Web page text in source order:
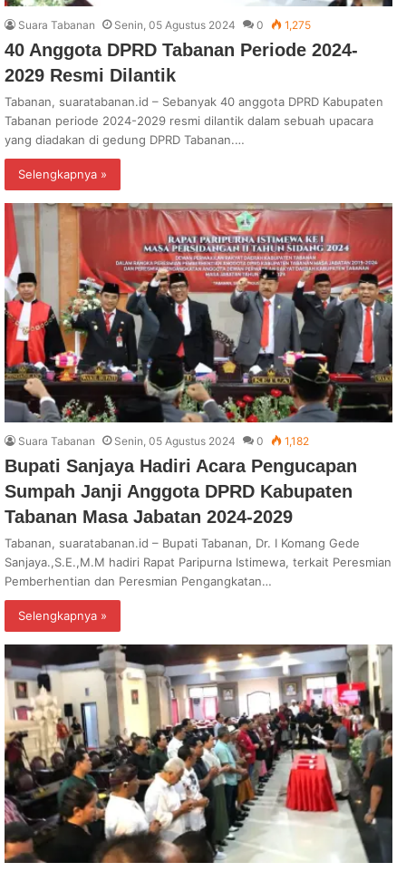
Suara Tabanan Senin, 05 Agustus 2024 0 1,275
40 Anggota DPRD Tabanan Periode 2024-
2029 Resmi Dilantik
Tabanan, suaratabanan.id – Sebanyak 40 anggota DPRD Kabupaten
Tabanan periode 2024-2029 resmi dilantik dalam sebuah upacara
yang diadakan di gedung DPRD Tabanan.…
Selengkapnya »
Suara Tabanan Senin, 05 Agustus 2024 0 1,182
Bupati Sanjaya Hadiri Acara Pengucapan
Sumpah Janji Anggota DPRD Kabupaten
Tabanan Masa Jabatan 2024-2029
Tabanan, suaratabanan.id – Bupati Tabanan, Dr. I Komang Gede
Sanjaya.,S.E.,M.M hadiri Rapat Paripurna Istimewa, terkait Peresmian
Pemberhentian dan Peresmian Pengangkatan…
Selengkapnya »